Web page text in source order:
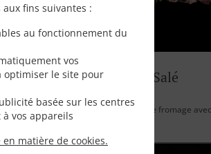
fins suivantes :
au fonctionnement du
vos
optimiser le site pour
basée sur les centres
à vos appareils
en matière de cookies.
Grand +Panettone Salé
combinaison de charcuterie et de fromage
à prix spécial